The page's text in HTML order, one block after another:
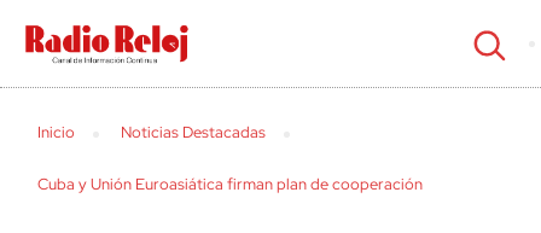
cerrar
Inicio Noticias Destacadas
Cuba y Unión Euroasiática firman plan de cooperación